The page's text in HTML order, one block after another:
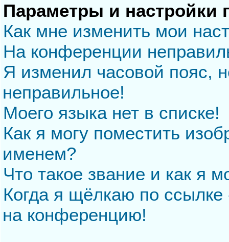
Параметры и настройки
Как мне изменить мои
На конференции
Я изменил часовой пояс,
неправильное!
Моего языка нет в списке!
Как я могу поместить
именем?
Что такое звание и как я
Когда я щёлкаю по
на конференцию!